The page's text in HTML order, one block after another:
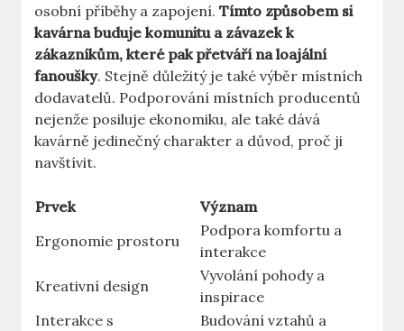
osobní příběhy a zapojení.Tímto způsobem si
kavárna buduje komunitu a závazek k
zákazníkům, které pak přetváří na loajální
fanoušky. Stejně důležitý je také výběr místních
dodavatelů. Podporování místních producentů
nejenže posiluje ekonomiku, ale také dává
kavárně jedinečný charakter a důvod, proč ji
navštívit.
Prvek
Význam
Ergonomie prostoru
Podpora komfortu a
interakce
Kreativní design
Vyvolání pohody a
inspirace
Interakce s
Budování vztahů a